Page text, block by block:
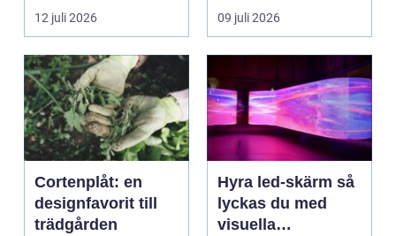
utseende både
självförtroendet ...
12 juli 2026 09 juli 2026
Cortenplåt: en
designfavorit till
trädgården
Hyra led-skärm så
lyckas du med
visuella